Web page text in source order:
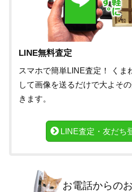
LINE無料査定
スマホで簡単LINE査定！ くま
して画像を送るだけで大よそ
きます。
LINE査定・友だち
お電話からの